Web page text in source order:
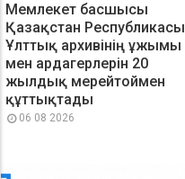
Мемлекет басшысы
Қазақстан Республикасы
Ұлттық архивінің ұжымы
мен ардагерлерін 20
жылдық мерейтоймен
құттықтады
06 08 2026